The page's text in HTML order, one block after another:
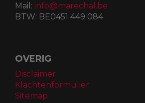
Mail: info@marechal.be
BTW: BE0451 449 084
OVERIG
Disclaimer
Klachtenformulier
Sitemap